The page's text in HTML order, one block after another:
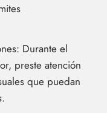
Durante el
preste atención
que puedan